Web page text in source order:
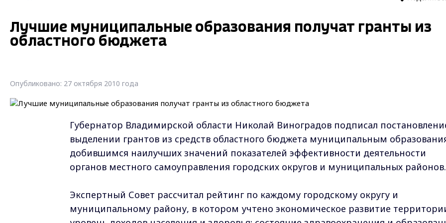
Лучшие муниципальные образования получат гранты из
областного бюджета
Опубликовано: 27 октября 2010 года
Губернатор Владимирской области Николай Виноградов подписал
выделении грантов из средств областного бюджета муниципальным
добившимся наилучших значений показателей эффективности деятельности
органов местного самоуправления городских округов и муниципальных районов.
Экспертный Совет рассчитал рейтинг по каждому городскому округу и
муниципальному району, в котором учтено экономическое развитие